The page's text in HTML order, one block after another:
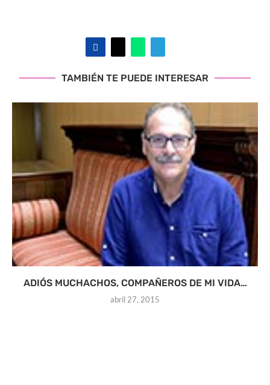
TAMBIÉN TE PUEDE INTERESAR
ADIÓS MUCHACHOS, COMPAÑEROS DE MI VIDA…
abril 27, 2015